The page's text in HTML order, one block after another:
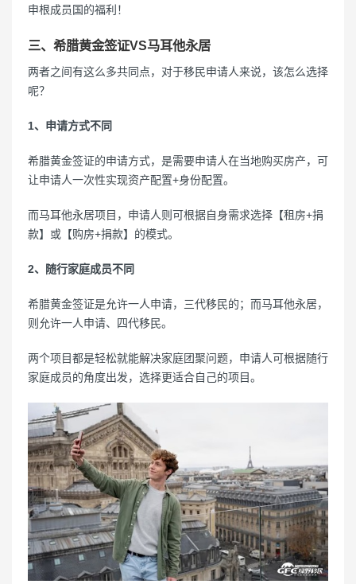
申根成员国的福利！
三、希腊黄金签证VS马耳他永居
两者之间有这么多共同点，对于移民申请人来说，该怎么选择
呢？
1、申请方式不同
希腊黄金签证的申请方式，是需要申请人在当地购买房产，可
让申请人一次性实现资产配置+身份配置。
而马耳他永居项目，申请人则可根据自身需求选择【租房+捐
款】或【购房+捐款】的模式。
2、随行家庭成员不同
希腊黄金签证是允许一人申请，三代移民的；而马耳他永居，
则允许一人申请、四代移民。
两个项目都是轻松就能解决家庭团聚问题，申请人可根据随行
家庭成员的角度出发，选择更适合自己的项目。